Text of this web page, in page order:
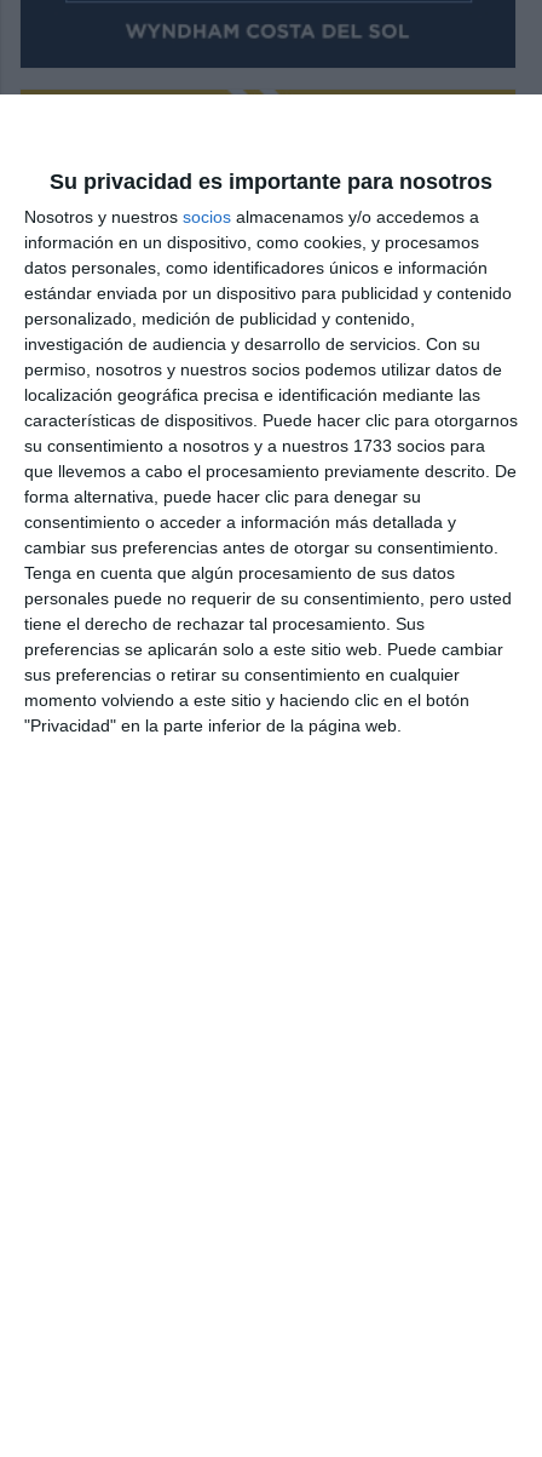
Su privacidad es importante para nosotros
Nosotros y nuestros socios almacenamos y/o accedemos a
información en un dispositivo, como cookies, y procesamos
datos personales, como identificadores únicos e información
estándar enviada por un dispositivo para publicidad y contenido
personalizado, medición de publicidad y contenido,
investigación de audiencia y desarrollo de servicios. Con su
permiso, nosotros y nuestros socios podemos utilizar datos de
localización geográfica precisa e identificación mediante las
características de dispositivos. Puede hacer clic para otorgarnos
su consentimiento a nosotros y a nuestros 1733 socios para
que llevemos a cabo el procesamiento previamente descrito. De
forma alternativa, puede hacer clic para denegar su
consentimiento o acceder a información más detallada y
cambiar sus preferencias antes de otorgar su consentimiento.
Tenga en cuenta que algún procesamiento de sus datos
personales puede no requerir de su consentimiento, pero usted
tiene el derecho de rechazar tal procesamiento. Sus
preferencias se aplicarán solo a este sitio web. Puede cambiar
sus preferencias o retirar su consentimiento en cualquier
momento volviendo a este sitio y haciendo clic en el botón
"Privacidad" en la parte inferior de la página web.